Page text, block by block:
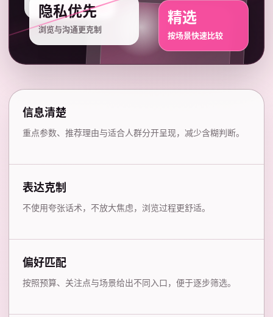
隐私优先
浏览与沟通更克制
精选
按场景快速比较
信息清楚
重点参数、推荐理由与适合人群分开呈现，减少含糊判断。
表达克制
不使用夸张话术，不放大焦虑，浏览过程更舒适。
偏好匹配
按照预算、关注点与场景给出不同入口，便于逐步筛选。